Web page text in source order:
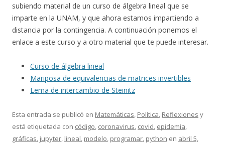
subiendo material de un curso de álgebra lineal que se
imparte en la UNAM, y que ahora estamos impartiendo a
distancia por la contingencia. A continuación ponemos el
enlace a este curso y a otro material que te puede interesar.
Curso de álgebra lineal
Mariposa de equivalencias de matrices invertibles
Lema de intercambio de Steinitz
Esta entrada se publicó en Matemáticas, Política, Reflexiones y
está etiquetada con código, coronavirus, covid, epidemia,
gráficas, jupyter, lineal, modelo, programar, python en abril 5,